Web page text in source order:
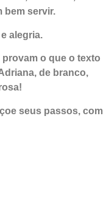
bem servir.
alegria.
o que o texto
de branco,
seus passos, com